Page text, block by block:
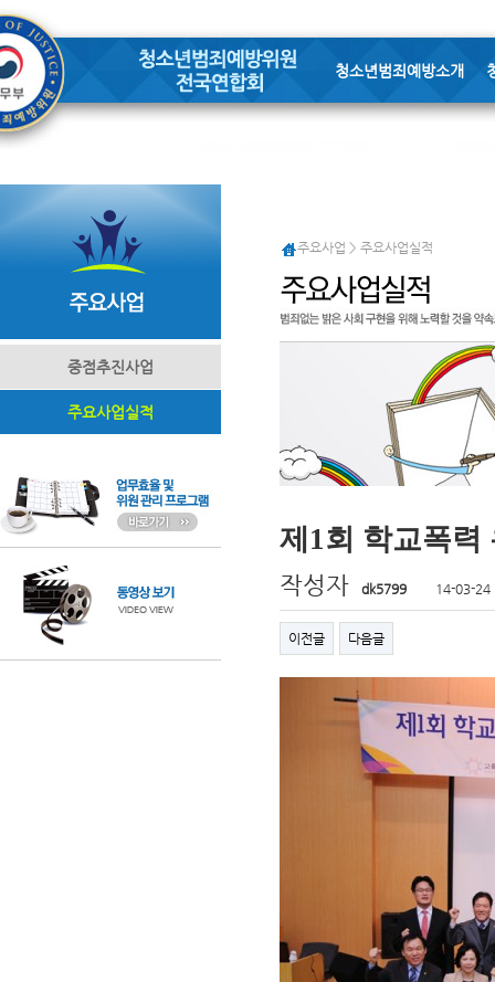
청소년범죄예방소개
중점추진사업
주요사업실적
주요사업 > 주요사업실적
제1회 학교폭력
작성자 dk5799 14-03-24
이전글 다음글